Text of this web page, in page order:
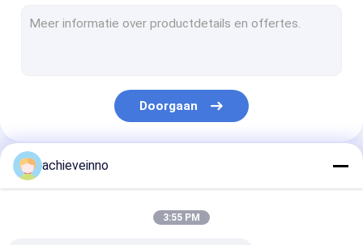
Doorgaan
Onze Categorieën
achieveinno
3:55 PM